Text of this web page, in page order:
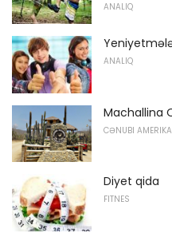
ANALIQ
ANALIQ
Machallina
CƏNUBI AMERIKA
Diyet qida
FITNES